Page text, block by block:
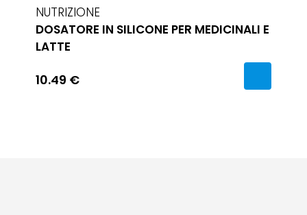
NUTRIZIONE
DOSATORE IN SILICONE PER MEDICINALI E
LATTE
10.49 €